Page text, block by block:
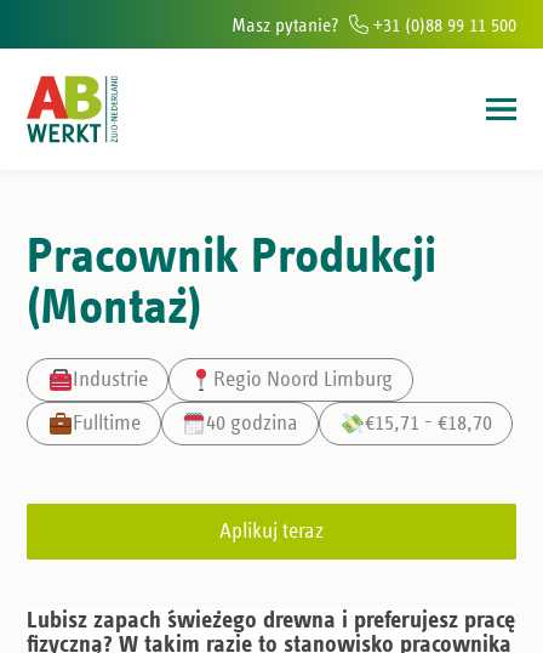
w południowej Holandii
Masz pytanie? +31 (0)88 99 11 500
Pracownik Produkcji
(Montaż)
Industrie
Regio Noord Limburg
Fulltime
40 godzina €15,71 - €18,70
Aplikuj teraz
Lubisz zapach świeżego drewna i preferujesz pracę
fizyczną? W takim razie to stanowisko pracownika